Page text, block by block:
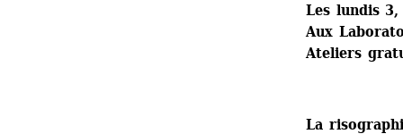
Les lundis
Aux
Ateliers
La